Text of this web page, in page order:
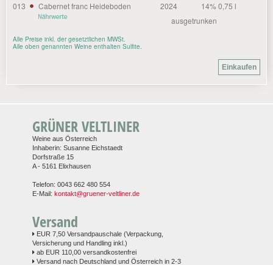
013
Cabernet franc Heideboden 2024
14% 0,75 l
ausgetrunken
Alle Preise inkl. der gesetztlichen MWSt.
Alle oben genannten Weine enthalten Sulfite.
GRÜNER VELTLINER
Weine aus Österreich
Inhaberin: Susanne Eichstaedt
Dorfstraße 15
A - 5161 Elixhausen
Telefon: 0043 662 480 554
E-Mail: kontakt@gruener-veltliner.de
Versand
EUR 7,50 Versandpauschale (Verpackung,
Versicherung und Handling inkl.)
ab EUR 110,00 versandkostenfrei
Versand nach Deutschland und Österreich in 2-3